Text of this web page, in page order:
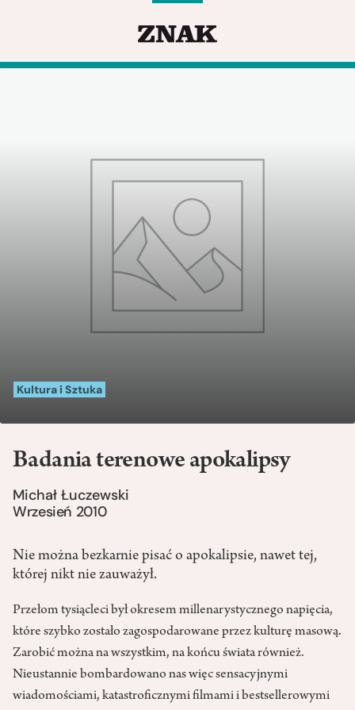
Kultura i Sztuka
Badania terenowe apokalipsy
Michał Łuczewski
Wrzesień 2010
Nie można bezkarnie pisać o apokalipsie, nawet tej,
której nikt nie zauważył.
Przełom tysiącleci był okresem millenarystycznego napięcia,
które szybko zostało zagospodarowane przez kulturę masową.
Zarobić można na wszystkim, na końcu świata również.
Nieustannie bombardowano nas więc sensacyjnymi
wiadomościami, katastroficznymi filmami i bestsellerowymi